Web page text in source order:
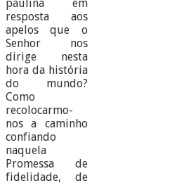
paulina em
resposta aos
apelos que o
Senhor nos
dirige nesta
hora da história
do mundo?
Como
recolocarmo-
nos a caminho
confiando
naquela
Promessa de
fidelidade, de